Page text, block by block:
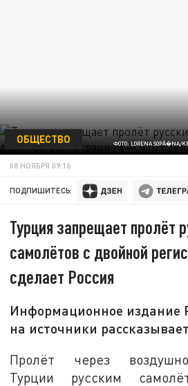
ФОТО: LORENA SOPÃ�NA/
ОБЩЕСТВО
08 НОЯБРЯ 09:16
ПОДПИШИТЕСЬ:
Турция запрещает пролёт
самолётов с двойной
сделает Россия
Информационное издание
на источники
Пролёт через
Турции русским